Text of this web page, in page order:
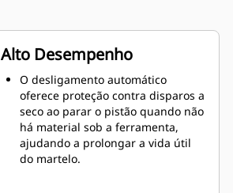
Alto Desempenho
O desligamento automático
oferece proteção contra disparos a
seco ao parar o pistão quando não
há material sob a ferramenta,
ajudando a prolongar a vida útil
do martelo.